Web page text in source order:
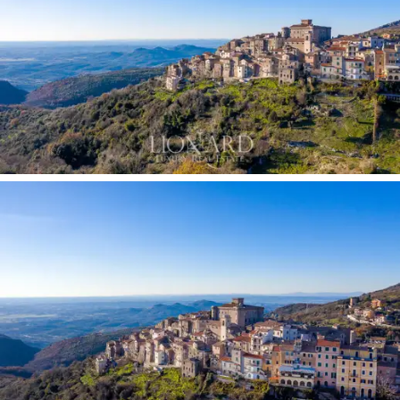
和提高其原始聲望。
內部有幾個接待室和飯廳，壁畫和大窗戶照亮了
房間，一個私人奉獻的小教堂，一個石牆的地
窖，非常適合保存葡萄酒，還有七個帶浴室的雙
人套房。
待售物業的真正瑰麗之處在於其屋頂露台，可欣
賞到San Polo dei Cavalieri村莊和遠至羅馬周圍群山
的壯麗360度全景。